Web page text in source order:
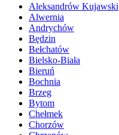
Aleksandrów Kujawski
Alwernia
Andrychów
Będzin
Bełchatów
Bielsko-Biała
Bieruń
Bochnia
Brzeg
Bytom
Chełmek
Chorzów